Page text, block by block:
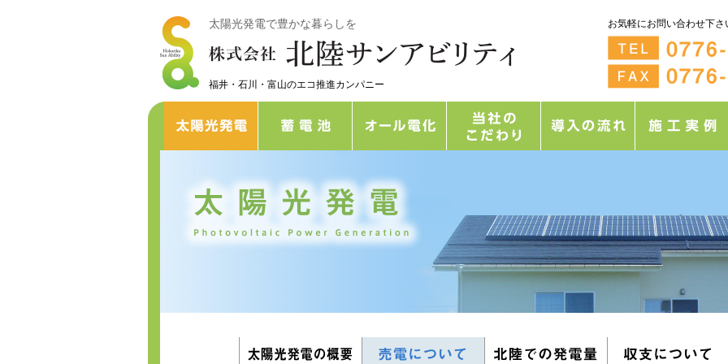
太陽光発電で豊かな暮らしを
福井・石川・富山のエコ推進カンパニー
お気軽にお問い合わせ下さ